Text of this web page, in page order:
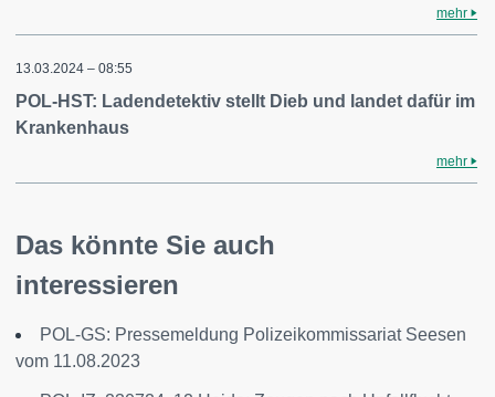
mehr
13.03.2024 – 08:55
POL-HST: Ladendetektiv stellt Dieb und landet dafür im
Krankenhaus
mehr
Das könnte Sie auch
interessieren
POL-GS: Pressemeldung Polizeikommissariat Seesen
vom 11.08.2023